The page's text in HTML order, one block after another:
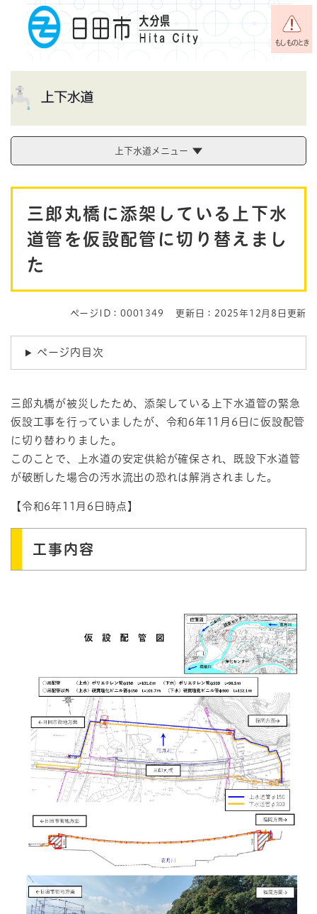
メニューを飛ばして本文へ
もしものとき
上下水道メニュー
三郎丸橋に添架している上下水
道管を仮設配管に切り替えまし
た
ページID：0001349 更新日：2025年12月8日更新
ページ内目次
三郎丸橋が被災したため、添架している上下水道管の緊急
仮設工事を行っていましたが、令和6年11月6日に仮設配管
に切り替わりました。
このことで、上水道の安定供給が確保され、既設下水道管
が破断した場合の汚水流出の恐れは解消されました。
【令和6年11月6日時点】
工事内容